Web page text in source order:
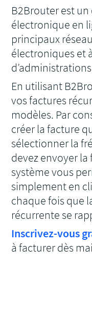
B2Brouter est
électronique en
principaux
électroniques et
En utilisant
vos factures
modèles. Par
créer la facture
sélectionner la
devez envoyer
système vous
simplement en
chaque fois que
récurrente se
Inscrivez-vous
à facturer dès